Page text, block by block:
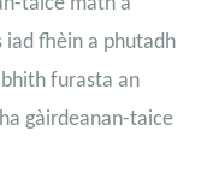
taice math a’
iad fhèin a phutadh
furasta an
gàirdeanan-taice